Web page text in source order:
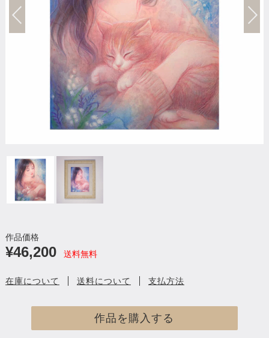
作品価格
¥46,200 送料無料
作品を購入する
在庫について 送料について 支払方法